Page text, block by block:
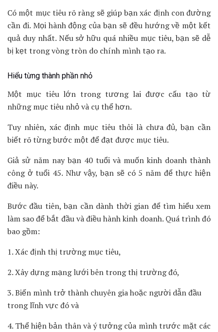
Có một mục tiêu rõ ràng sẽ giúp bạn xác định con đường
cần đi. Mọi hành động của bạn sẽ đều hướng về một kết
quả duy nhất. Nếu sở hữu quá nhiều mục tiêu, bạn sẽ dễ
bị kẹt trong vòng tròn do chính mình tạo ra.
Hiểu từng thành phần nhỏ
Một mục tiêu lớn trong tương lai được cấu tạo từ
những mục tiêu nhỏ và cụ thể hơn.
Tuy nhiên, xác định mục tiêu thôi là chưa đủ, bạn cần
biết rõ từng bước một để đạt được mục tiêu.
Giả sử năm nay bạn 40 tuổi và muốn kinh doanh thành
công ở tuổi 45. Như vậy, bạn sẽ có 5 năm để thực hiện
điều này.
Bước đầu tiên, bạn cần dành thời gian để tìm hiểu xem
làm sao để bắt đầu và điều hành kinh doanh. Quá trình đó
bao gồm:
1. Xác định thị trường mục tiêu,
2. Xây dựng mạng lưới bên trong thị trường đó,
3. Biến mình trở thành chuyên gia hoặc người dẫn đầu
trong lĩnh vực đó và
4. Thể hiện bản thân và ý tưởng của mình trước mặt các